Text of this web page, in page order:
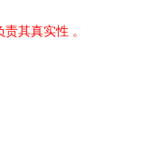
其真实性 。